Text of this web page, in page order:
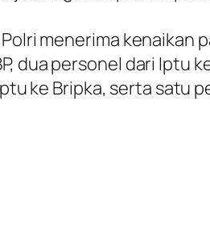
menerima kenaikan
dua personel dari Iptu
ke Bripka, serta satu